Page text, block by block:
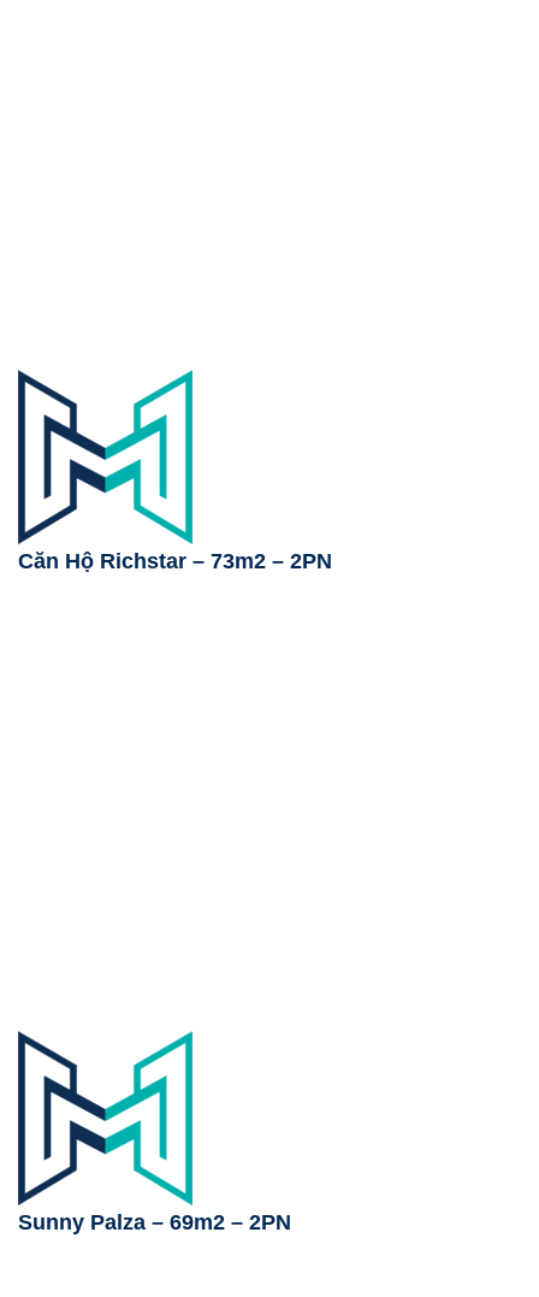
Căn Hộ Richstar – 73m2 – 2PN
Sunny Palza – 69m2 – 2PN